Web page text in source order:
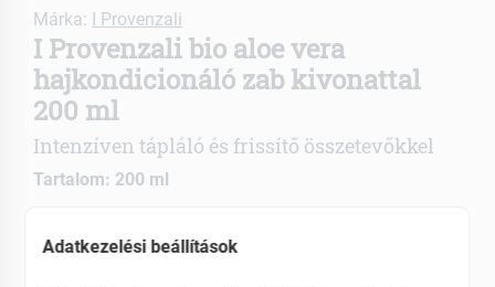
Márka: I Provenzali
I Provenzali bio aloe vera
hajkondicionáló zab kivonattal
200 ml
Intenzíven tápláló és frissítő összetevőkkel
Tartalom: 200 ml
Immunerősítő
Adatkezelési beállítások